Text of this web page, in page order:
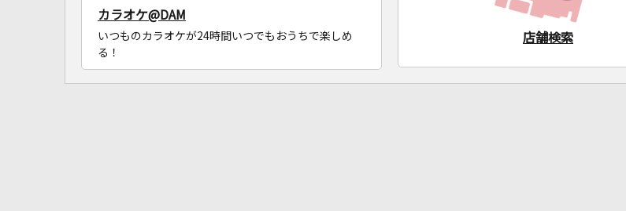
カラオケ@DAM
いつものカラオケが24時間いつでもおうちで楽しめ
る！
店舗検索